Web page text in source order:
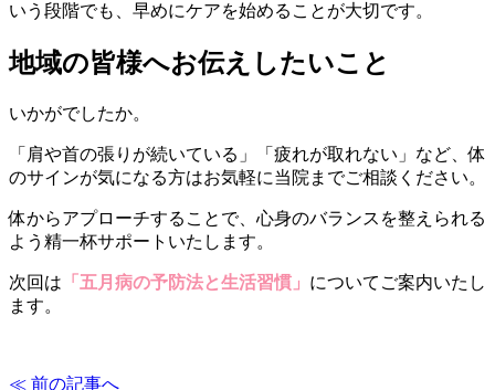
いう段階でも、早めにケアを始めることが大切です。
地域の皆様へお伝えしたいこと
いかがでしたか。
「肩や首の張りが続いている」「疲れが取れない」など、体
のサインが気になる方はお気軽に当院までご相談ください。
体からアプローチすることで、心身のバランスを整えられる
よう精一杯サポートいたします。
次回は 「五月病の予防法と生活習慣」 についてご案内いたし
ます。
≪ 前の記事へ